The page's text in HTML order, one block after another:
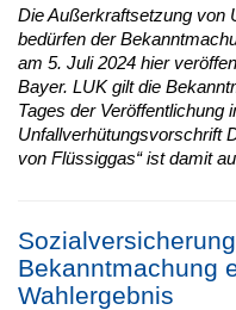
Die Außerkraftsetzung von
bedürfen der
am 5. Juli 2024 hier
Bayer. LUK gilt die
Tages der Veröffentlichung
Unfallverhütungsvorschrift
von Flüssiggas“ ist damit
Bekanntmachung
Wahlergebnis